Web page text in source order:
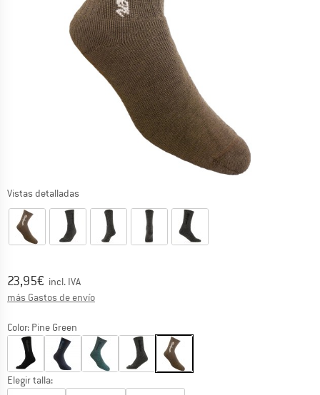
Vistas detalladas
Precio:
23,95€ incl. IVA
más Gastos de envíoInformación sobre los gastos de envío. Se abre en
Color: Pine Green
Elegir talla: